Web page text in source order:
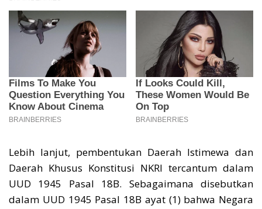
Lebih lanjut, pembentukan Daerah Istimewa dan
Daerah Khusus Konstitusi NKRI tercantum dalam
UUD 1945 Pasal 18B. Sebagaimana disebutkan
dalam UUD 1945 Pasal 18B ayat (1) bahwa Negara